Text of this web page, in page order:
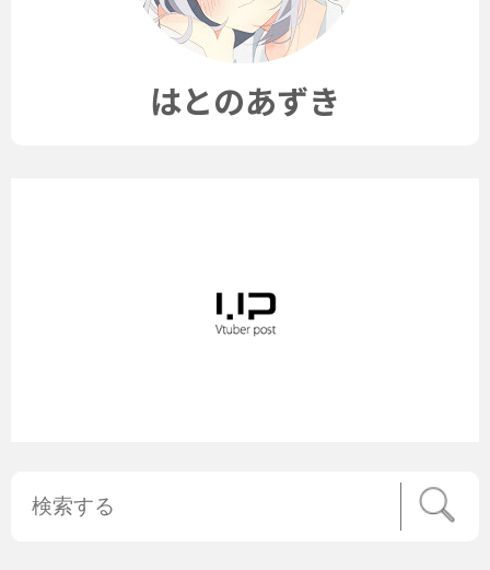
はとのあずき